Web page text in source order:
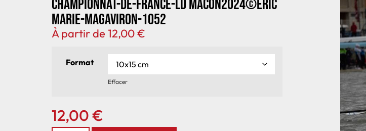
Championnat-de-France-LD Macon2024©Eric
Marie-MagAviron-1052
À partir de 12,00€
Format
Effacer
12,00€